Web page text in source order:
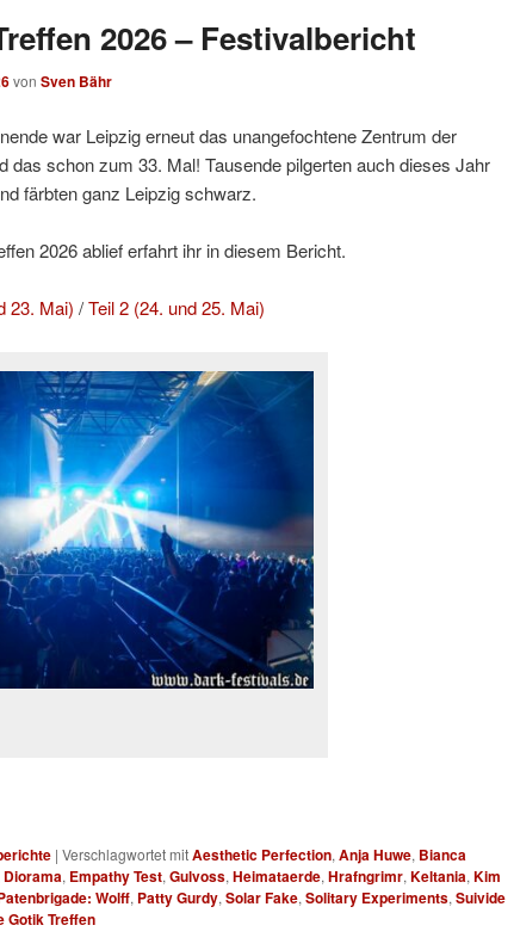
2026 – Festivalbericht
von Sven Bähr
war Leipzig erneut das unangefochtene Zentrum der
das schon zum 33. Mal! Tausende pilgerten auch dieses Jahr
färbten ganz Leipzig schwarz.
2026 ablief erfahrt ihr in diesem Bericht.
23. Mai) /Teil 2 (24. und 25. Mai)
| Verschlagwortet mitAesthetic Perfection, Anja Huwe, Bianca
Diorama, Empathy Test, Gulvoss, Heimataerde, Hrafngrimr, Keltania, Kim
Wolff, Patty Gurdy, Solar Fake, Solitary Experiments, Suivide
Gotik Treffen